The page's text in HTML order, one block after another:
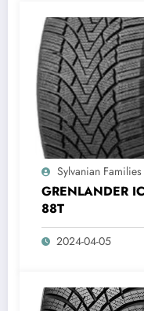
Sylvanian Families
GRENLANDER
88T
2024-04-05